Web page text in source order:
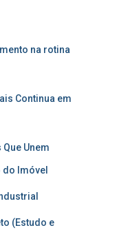
na rotina
Continua em
Unem
Imóvel
(Estudo e